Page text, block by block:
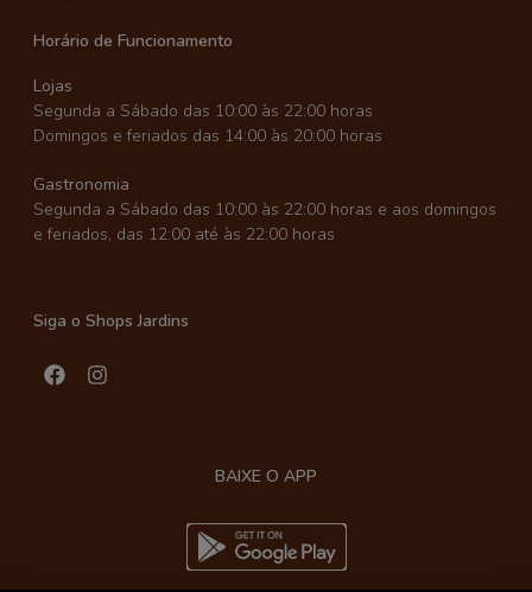
Horário de Funcionamento
Lojas
Segunda a Sábado das 10:00 às 22:00 horas
Domingos e feriados das 14:00 às 20:00 horas
Gastronomia
Segunda a Sábado das 10:00 às 22:00 horas e aos domingos
e feriados, das 12:00 até às 22:00 horas
Siga o Shops Jardins
BAIXE O APP